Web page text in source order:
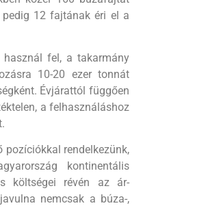
12 fajtának éri el a
fel, a takarmány
10-20 ezer tonnát
Évjárattól függően
a felhasználáshoz
pozíciókkal rendelkezünk,
kontinentális
költségei révén az ár-
nemcsak a búza-,